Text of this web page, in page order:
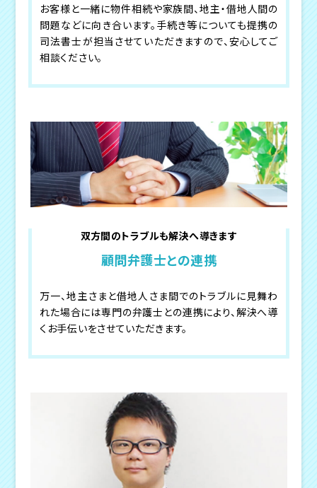
お客様と一緒に物件相続や家族間、地主・借地人間の
問題などに向き合います。手続き等についても提携の
司法書士が担当させていただきますので、安心してご
相談ください。
双方間のトラブルも解決へ導きます
顧問弁護士との連携
万一、地主さまと借地人さま間でのトラブルに見舞わ
れた場合には専門の弁護士との連携により、解決へ導
くお手伝いをさせていただきます。